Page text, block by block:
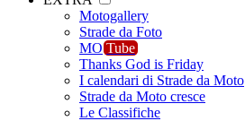
Motogallery
Strade da Foto
MO Tube
Thanks God is Friday
I calendari di Strade da Moto
Strade da Moto cresce
Le Classifiche